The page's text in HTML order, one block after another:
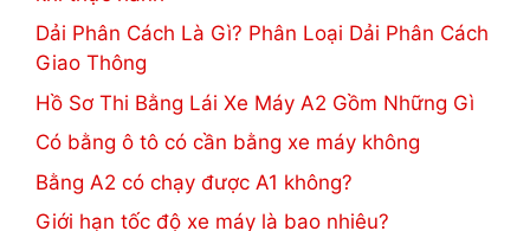
Dải Phân Cách Là Gì? Phân Loại Dải Phân Cách
Giao Thông
Hồ Sơ Thi Bằng Lái Xe Máy A2 Gồm Những Gì
Có bằng ô tô có cần bằng xe máy không
Bằng A2 có chạy được A1 không?
Giới hạn tốc độ xe máy là bao nhiêu?